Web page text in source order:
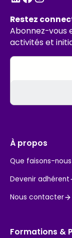
Restez
Abonnez-vous
activités et
À propos
Que faisons-
Devenir adhérent
Nous contacter
Formations &